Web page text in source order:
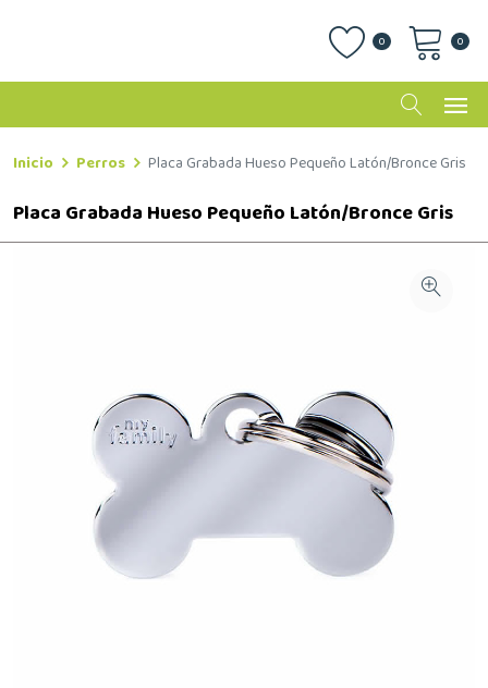
0 0
Inicio Perros Placa Grabada Hueso Pequeño Latón/Bronce Gris
Placa Grabada Hueso Pequeño Latón/Bronce Gris